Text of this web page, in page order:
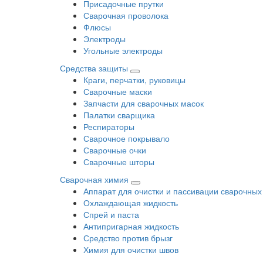
Присадочные прутки
Сварочная проволока
Флюсы
Электроды
Угольные электроды
Средства защиты
Краги, перчатки, руковицы
Сварочные маски
Запчасти для сварочных масок
Палатки сварщика
Респираторы
Сварочное покрывало
Сварочные очки
Сварочные шторы
Сварочная химия
Аппарат для очистки и пассивации
Охлаждающая жидкость
Спрей и паста
Антипригарная жидкость
Средство против брызг
Химия для очистки швов